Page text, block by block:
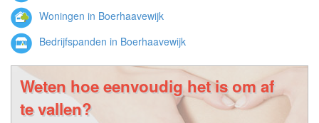
Woningen in Boerhaavewijk
Bedrijfspanden in Boerhaavewijk
Weten hoe eenvoudig het is om af
te vallen?